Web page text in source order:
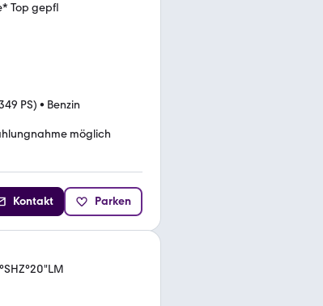
Top gepfl
PS) • Benzin
möglich
Kontakt Parken